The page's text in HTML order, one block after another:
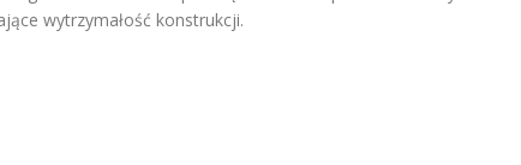
wytrzymałość konstrukcji.